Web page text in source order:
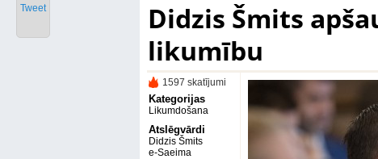
Didzis Šmits
likumību
1597 skatījumi
Kategorijas
Likumdošana
Atslēgvārdi
Didzis Šmits
e-Saeima
Tweet